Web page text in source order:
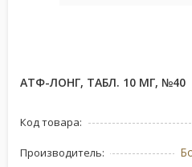
АТФ-ЛОНГ, ТАБЛ. 10 МГ, №40
Код товара:
Производитель: